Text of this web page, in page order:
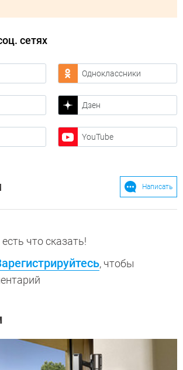
сетях
Одноклассники
Дзен
YouTube
Написать
что сказать!
, чтобы